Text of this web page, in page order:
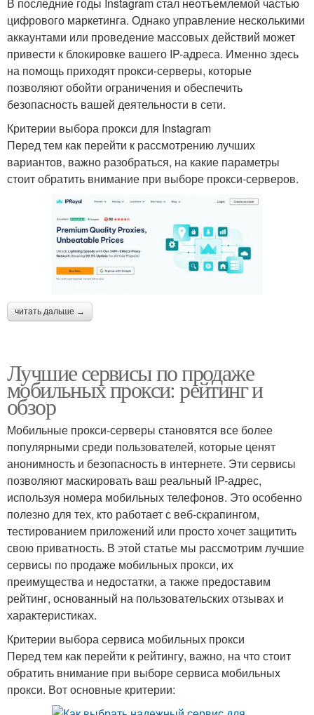
цифрового маркетинга. Однако управление несколькими
аккаунтами или проведение массовых действий может
привести к блокировке вашего IP-адреса. Именно здесь
на помощь приходят прокси-серверы, которые
позволяют обойти ограничения и обеспечить
безопасность вашей деятельности в сети.
Критерии выбора прокси для Instagram
Перед тем как перейти к рассмотрению лучших
вариантов, важно разобраться, на какие параметры
стоит обратить внимание при выборе прокси-серверов.
читать дальше →
Лучшие сервисы по продаже
мобильных прокси: рейтинг и
обзор
Мобильные прокси-серверы становятся все более
популярными среди пользователей, которые ценят
анонимность и безопасность в интернете. Эти сервисы
позволяют маскировать ваш реальный IP-адрес,
используя номера мобильных телефонов. Это особенно
полезно для тех, кто работает с веб-скрапингом,
тестированием приложений или просто хочет защитить
свою приватность. В этой статье мы рассмотрим лучшие
сервисы по продаже мобильных прокси, их
преимущества и недостатки, а также предоставим
рейтинг, основанный на пользовательских отзывах и
характеристиках.
Критерии выбора сервиса мобильных прокси
Перед тем как перейти к рейтингу, важно, на что стоит
обратить внимание при выборе сервиса мобильных
прокси. Вот основные критерии: